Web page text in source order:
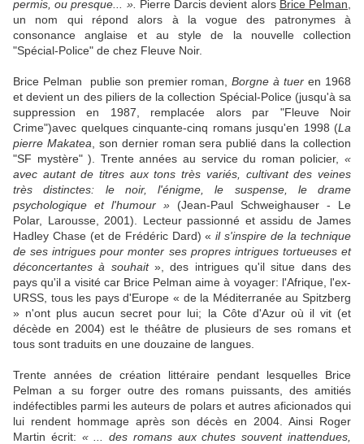
permis, ou presque... ». Pierre Darcis devient alors Brice Pelman
un nom qui répond alors à la vogue des patronymes à
consonance anglaise et au style de la nouvelle collection
"Spécial-Police" de chez Fleuve Noir.
Brice Pelman publie son premier roman,Borgne à tuer en 1968
et devient un des piliers de la collection Spécial-Police (jusqu'à sa
suppression en 1987, remplacée alors par "Fleuve Noir
Crime")avec quelques cinquante-cinq romans jusqu'en 1998 (La
pierre Makatea , son dernier roman sera publié dans la collection
"SF mystère" ). Trente années au service du roman policier, «
avec autant de titres aux tons très variés, cultivant des veines
très distinctes: le noir, l'énigme, le
suspense, le drame
psychologique et l'humour » (Jean-Paul Schweighauser - Le
Polar, Larousse, 2001). Lecteur passionné et assidu de James
Hadley Chase (et de Frédéric Dard) « il s'inspire de la technique
de ses intrigues pour monter ses propres intrigues tortueuses et
déconcertantes à souhait», des intrigues qu'il situe dans des
pays qu'il a visité car Brice Pelman aime à voyager: l'Afrique, l'ex-
URSS, tous les pays d'Europe « de la Méditerranée au Spitzberg
» n'ont plus aucun secret pour lui; la Côte d'Azur où il vit (et
décède en 2004) est le théâtre de plusieurs de ses romans et
tous sont traduits en une douzaine de langues.
Trente années de création littéraire pendant lesquelles Brice
Pelman a su forger outre des romans puissants, des amitiés
indéfectibles parmi les auteurs de polars et autres aficionados qui
lui rendent hommage après son décès en 2004. Ainsi Roger
Martin écrit: « ... des romans aux chutes souvent inattendues,